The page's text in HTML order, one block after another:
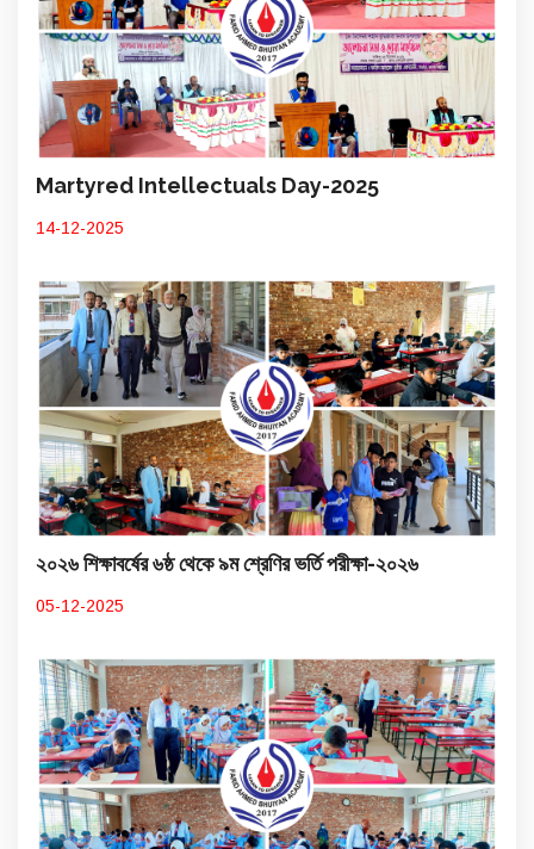
Martyred Intellectuals Day-2025
14-12-2025
২০২৬ শিক্ষাবর্ষের ৬ষ্ঠ থেকে ৯ম শ্রেণির ভর্তি পরীক্ষা-২০২৬
05-12-2025